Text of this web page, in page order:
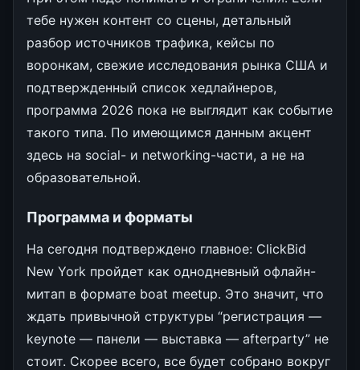
тебе нужен контент со сцены, детальный
разбор источников трафика, кейсы по
воронкам, свежие исследования рынка США и
подтвержденный список хедлайнеров,
программа 2026 пока не выглядит как событие
такого типа. По имеющимся данным акцент
здесь на social- и networking-части, а не на
образовательной.
Программа и форматы
На сегодня подтверждено главное: ClickBid
New York пройдет как однодневный офлайн-
митап в формате boat meetup. Это значит, что
ждать привычной структуры “регистрация —
keynote — панели — выставка — afterparty” не
стоит. Скорее всего, все будет собрано вокруг